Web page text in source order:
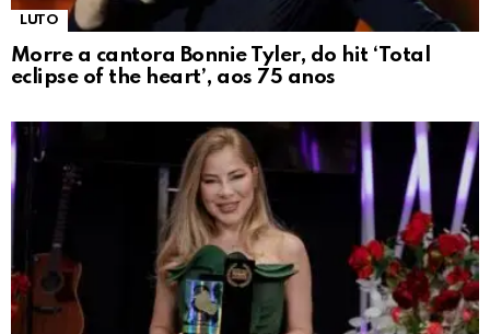
LUTO
Morre a cantora Bonnie Tyler, do hit ‘Total
eclipse of the heart’, aos 75 anos